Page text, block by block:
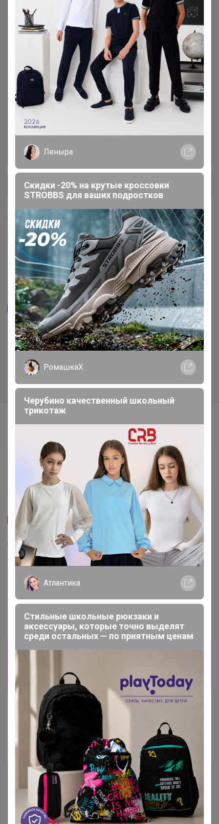
1 саженцы МНОГОЛЕТНИЕ
ЦВЕТЫ - упаковка Р9
56
2 саженцы ДЕКОРАТИВНЫЕ -
закрытый корень
61
3 саженцы ХВОЙНЫЕ 6
4 весенние ЛУКОВИЧНЫЕ,
КОРНЕВИЩА в упаковке
саженцы ПЛОДОВЫЕ
+ Ещё 1 каталог
Хиты продаж
Хит
220р
-48%
421р
Гортензия метельчатая
Самарская Лидия Р9 1шт Т
Хит
247р
-53%
520р
Гортензия метельчатая
Бонфаер Р9 1шт Т
Самые желанные
340р
-33%
511р
Гортензия метельчатая
Лаймлайт Р9 Россия
247р
Гортензия крупнолистная
Фореве (серия Ю энд Ми) Р9
Информация о заказах доступна
Показать
Показаны записи
Леныра
Скидки -20% на крутые кроссовки
STROBBS для ваших подростков
РомашкаХ
Черубино качественный школьный
трикотаж
Атлантика
Стильные школьные рюкзаки и
аксессуары, которые точно выделят
среди остальных — по приятным ценам